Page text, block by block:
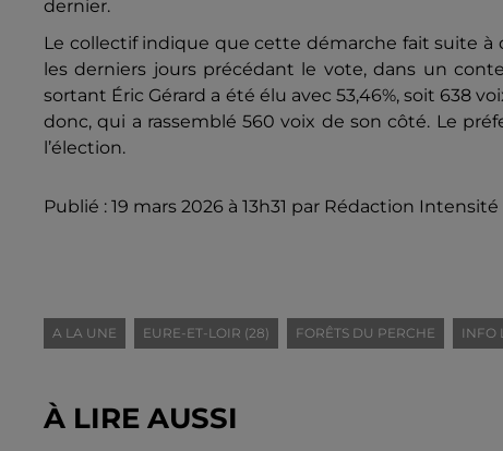
dernier.
Le collectif indique que cette démarche fait suite à
les derniers jours précédant le vote, dans un
sortant Éric Gérard a été élu avec 53,46%, soit 638
donc, qui a rassemblé 560 voix de son côté. Le
l’élection.
Publié : 19 mars 2026 à 13h31 par Rédaction Intensité
A LA UNE EURE-ET-LOIR (28) FORÊTS DU PERCHE INFO
À LIRE AUSSI